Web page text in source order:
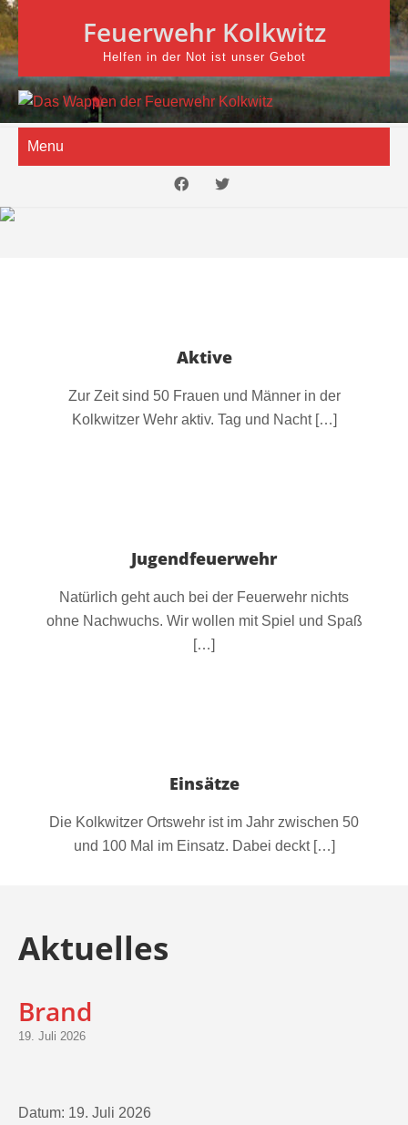
Skip
to
content
Feuerwehr Kolkwitz
Helfen in der Not ist unser Gebot
Menu
Kolkwitzer Wehr aktiv. Tag und Nacht […]
ohne Nachwuchs. Wir wollen mit Spiel und Spaß
[…]
und 100 Mal im Einsatz. Dabei deckt […]
Aktuelles
Brand
19. Juli 2026
Alarmzeit:19:09 Uhr